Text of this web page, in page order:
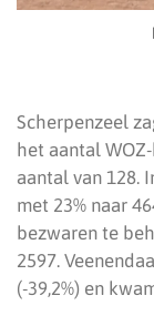
Scherpenzeel
het aantal
aantal van 128.
met 23% naar
bezwaren te
2597.
(-39,2%) en